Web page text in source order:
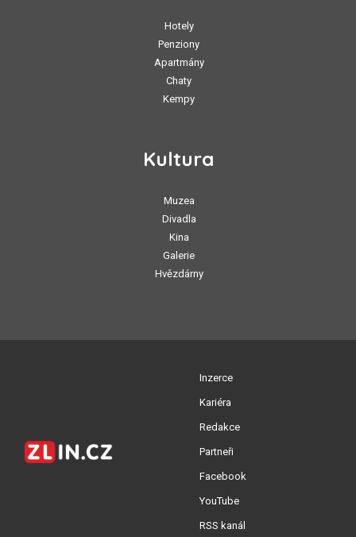
Hotely
Penziony
Apartmány
Chaty
Kempy
Kultura
Muzea
Divadla
Kina
Galerie
Hvězdárny
Inzerce
Kariéra
Redakce
Partneři
Facebook
YouTube
RSS kanál